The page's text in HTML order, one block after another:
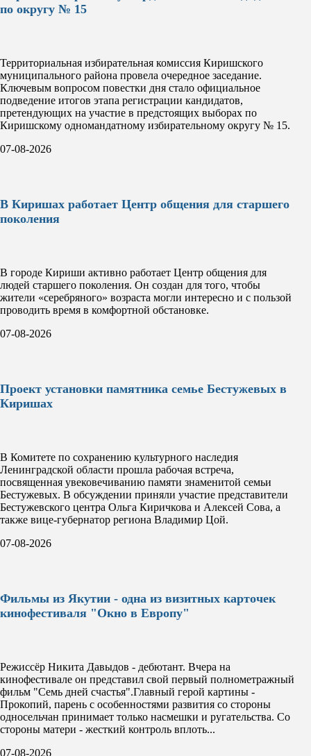
по округу № 15
Территориальная избирательная комиссия Киришского
муниципального района провела очередное заседание.
Ключевым вопросом повестки дня стало официальное
подведение итогов этапа регистрации кандидатов,
претендующих на участие в предстоящих выборах по
Киришскому одномандатному избирательному округу № 15.
07-08-2026
В Киришах работает Центр общения для старшего
поколения
В городе Кириши активно работает Центр общения для
людей старшего поколения. Он создан для того, чтобы
жители «серебряного» возраста могли интересно и с пользой
проводить время в комфортной обстановке.
07-08-2026
Проект установки памятника семье Бестужевых в
Киришах
В Комитете по сохранению культурного наследия
Ленинградской области прошла рабочая встреча,
посвященная увековечиванию памяти знаменитой семьи
Бестужевых. В обсуждении приняли участие представители
Бестужевского центра Ольга Киричкова и Алексей Сова, а
также вице-губернатор региона Владимир Цой.
07-08-2026
Фильмы из Якутии - одна из визитных карточек
кинофестиваля "Окно в Европу"
Режиссёр Никита Давыдов - дебютант. Вчера на
кинофестивале он представил свой первый полнометражный
фильм "Семь дней счастья".Главный герой картины -
Прокопий, парень с особенностями развития со стороны
односельчан принимает только насмешки и ругательства. Со
стороны матери - жесткий контроль вплоть...
07-08-2026